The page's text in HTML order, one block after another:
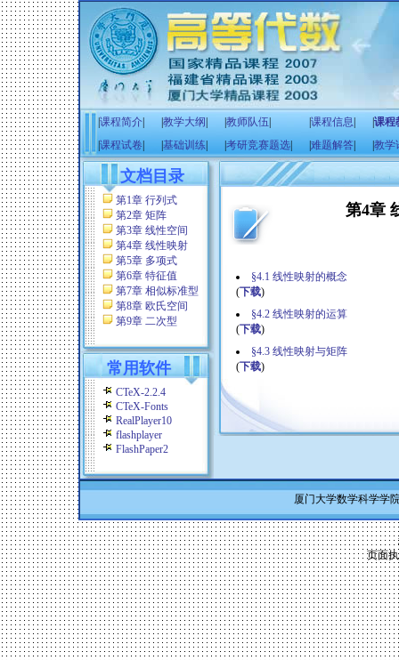
课程简介 教学大纲 教师队伍 课程信息
课程
课程试卷 基础训练 考研竞赛题选 难题解答 教学
文档目录
第1章 行列式
第2章 矩阵
第3章 线性空间
第4章 线性映射
第5章 多项式
第6章 特征值
第7章 相似标准型
第8章 欧氏空间
第9章 二次型
常用软件
CTeX-2.2.4
CTeX-Fonts
RealPlayer10
flashplayer
FlashPaper2
第4章
§4.1 线性映射的概念
(下载)
§4.2 线性映射的运算
(下载)
§4.3 线性映射与矩阵
(下载)
厦门大学数学科学学
页面